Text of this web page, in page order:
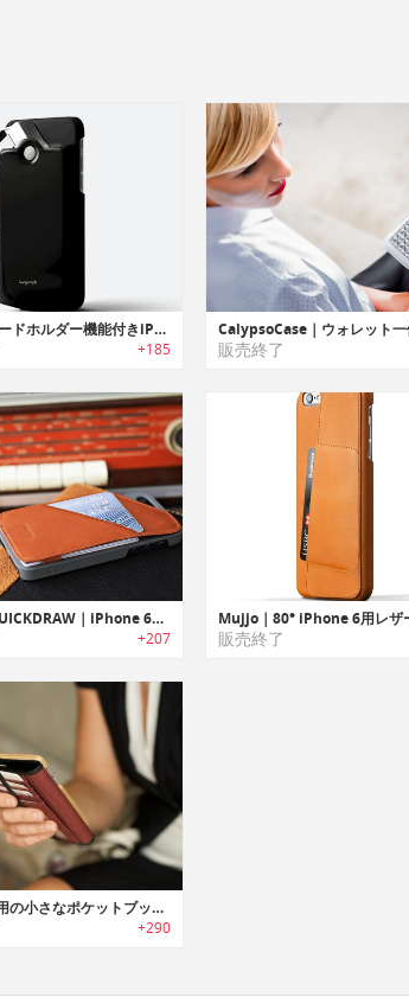
Bank｜カードホルダー機能付きiPhoneケース「バンク」
+185 販売終了
HUSKK QUICKDRAW｜iPhone 6用ウォレットケース「クイックドロー」
+207 販売終了
iPhone 6用の小さなポケットブックケース
+290